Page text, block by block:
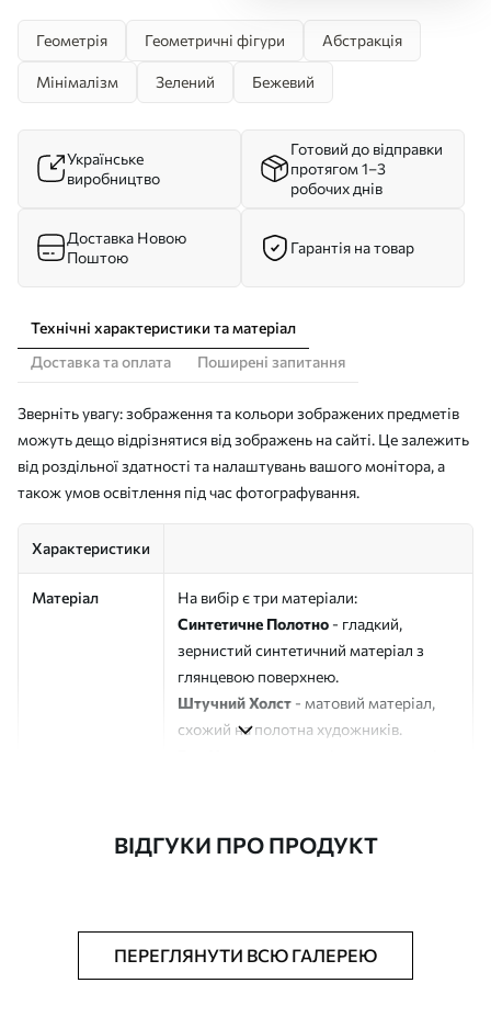
Геометрія Геометричні фігури Абстракція
Мінімалізм Зелений Бежевий
Українське
виробництво
Готовий до відправки
протягом 1–3
робочих днів
Доставка Новою
Поштою
Гарантія на товар
Технічні характеристики та матеріал
Доставка та оплата
Поширені запитання
Зверніть увагу: зображення та кольори зображених предметів
можуть дещо відрізнятися від зображень на сайті. Це залежить
від роздільної здатності та налаштувань вашого монітора, а
також умов освітлення під час фотографування.
Характеристики
Матеріал
На вибір є три матеріали:
Синтетичне Полотно - гладкий,
зернистий синтетичний матеріал з
глянцевою поверхнею.
Штучний Холст - матовий матеріал,
схожий на полотна художників.
Додатково Можна додати лакове покриття.
ВІДГУКИ ПРО ПРОДУКТ
ПЕРЕГЛЯНУТИ ВСЮ ГАЛЕРЕЮ